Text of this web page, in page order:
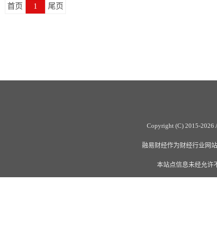
首页 1 尾页
Copyright (C) 2015-2026
融易财经作为财经行业网
本站点信息未经允许